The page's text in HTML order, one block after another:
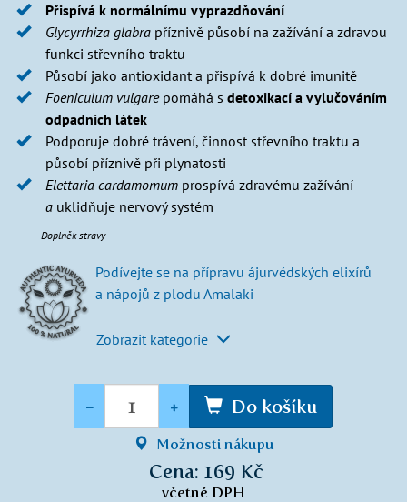
Přispívá k normálnímu vyprazdňování
Glycyrrhiza glabra příznivě působí na zažívání a zdravou
funkci střevního traktu
Působí jako antioxidant a přispívá k dobré imunitě
Foeniculum vulgarepomáhá s detoxikací a vylučováním
odpadních látek
Podporuje dobré trávení, činnost střevního traktu a
působí příznivě při plynatosti
Elettaria cardamomum prospívá zdravému zažívání
a uklidňuje nervový systém
Doplněk stravy
Podívejte se na přípravu ájurvédských elixírů
a nápojů z plodu Amalaki
Zobrazit kategorie
- + Do košíku
Možnosti nákupu
Cena: 169 Kč
včetně DPH